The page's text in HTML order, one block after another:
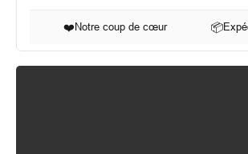
❤️ Notre coup de cœur 📦